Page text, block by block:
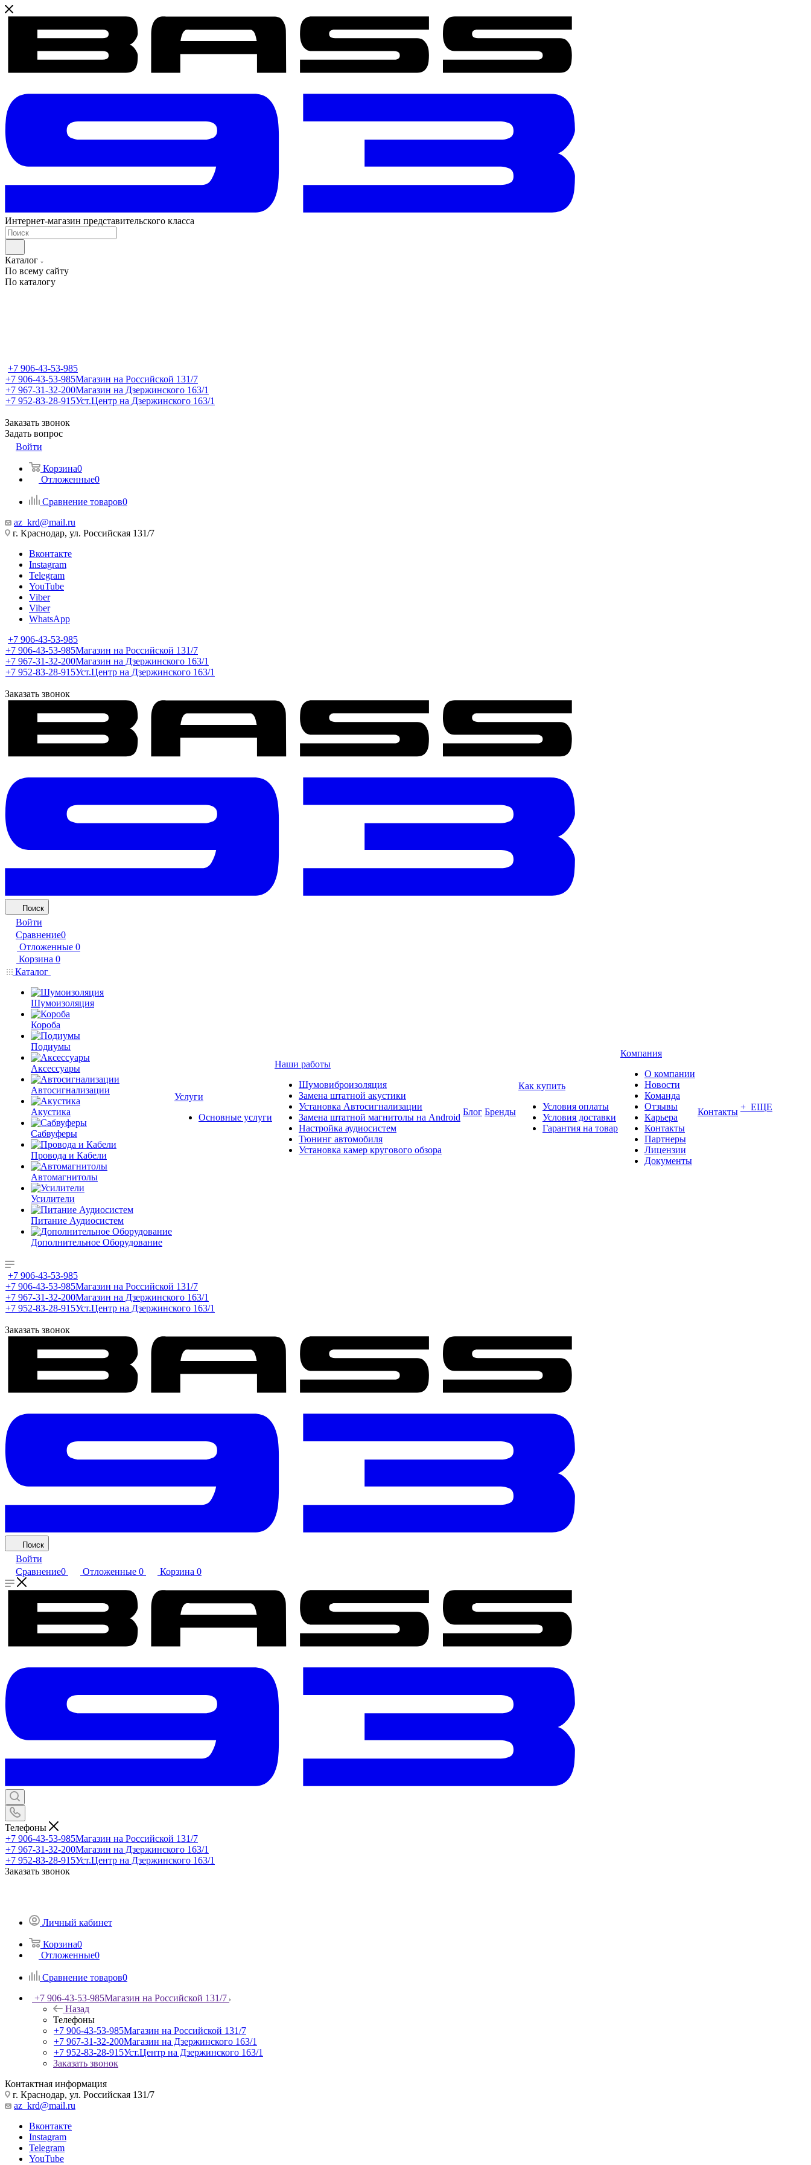
Интернет-магазин представительского класса
Каталог
По всему сайту
По каталогу
+7 906-43-53-985
+7 906-43-53-985Магазин на Российской 131/7
+7 967-31-32-200Магазин на Дзержинского 163/1
+7 952-83-28-915Уст.Центр на Дзержинского 163/1
Заказать звонок
Задать вопрос
Войти
Корзина0
Отложенные0
Сравнение товаров0
az_krd@mail.ru
г. Краснодар, ул. Российская 131/7
Вконтакте
Instagram
Telegram
YouTube
Viber
Viber
WhatsApp
+7 906-43-53-985
+7 906-43-53-985Магазин на Российской 131/7
+7 967-31-32-200Магазин на Дзержинского 163/1
+7 952-83-28-915Уст.Центр на Дзержинского 163/1
Заказать звонок
Поиск
Войти
Сравнение0
Отложенные 0
Корзина 0
Каталог
Шумоизоляция
Короба
Подиумы
Аксессуары
Автосигнализации
Акустика
Сабвуферы
Провода и Кабели
Автомагнитолы
Усилители
Питание Аудиосистем
Дополнительное Оборудование
Услуги
Основные услуги
Наши работы
Шумовиброизоляция
Замена штатной акустики
Установка Автосигнализации
Замена штатной магнитолы на Android
Настройка аудиосистем
Тюнинг автомобиля
Установка камер кругового обзора
Блог Бренды
Как купить
Условия оплаты
Условия доставки
Гарантия на товар
Компания
О компании
Новости
Команда
Отзывы
Карьера
Контакты
Партнеры
Лицензии
Документы
Контакты + ЕЩЕ
+7 906-43-53-985
+7 906-43-53-985Магазин на Российской 131/7
+7 967-31-32-200Магазин на Дзержинского 163/1
+7 952-83-28-915Уст.Центр на Дзержинского 163/1
Заказать звонок
Поиск
Войти
Сравнение0 Отложенные 0 Корзина 0
Телефоны
+7 906-43-53-985Магазин на Российской 131/7
+7 967-31-32-200Магазин на Дзержинского 163/1
+7 952-83-28-915Уст.Центр на Дзержинского 163/1
Заказать звонок
Личный кабинет
Корзина0
Отложенные0
Сравнение товаров0
+7 906-43-53-985Магазин на Российской 131/7
Назад
Телефоны
+7 906-43-53-985Магазин на Российской 131/7
+7 967-31-32-200Магазин на Дзержинского 163/1
+7 952-83-28-915Уст.Центр на Дзержинского 163/1
Заказать звонок
Контактная информация
г. Краснодар, ул. Российская 131/7
az_krd@mail.ru
Вконтакте
Instagram
Telegram
YouTube